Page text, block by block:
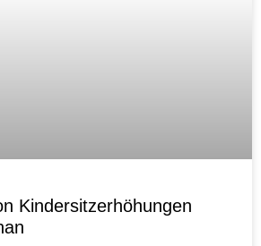
Kindersitzerhöhungen